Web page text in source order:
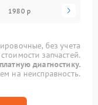
1980 р
без учета
стоимости запчастей.
диагностику.
на неисправность.